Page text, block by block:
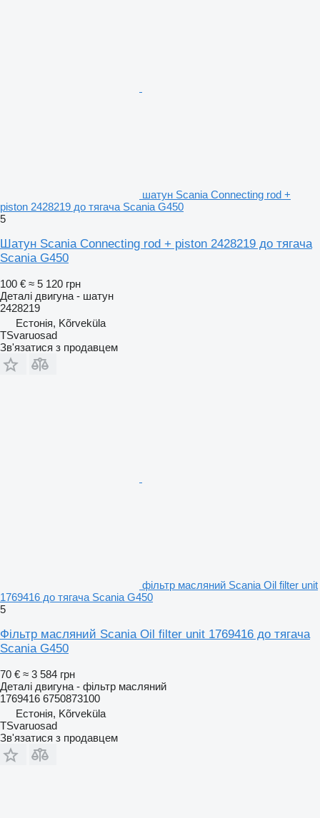
шатун Scania Connecting rod +
piston 2428219 до тягача Scania G450
5
Шатун Scania Connecting rod + piston 2428219 до тягача
Scania G450
100 € ≈ 5 120 грн
Деталі двигуна - шатун
2428219
Естонія, Kõrveküla
TSvaruosad
Зв'язатися з продавцем
фільтр масляний Scania Oil filter unit
1769416 до тягача Scania G450
5
Фільтр масляний Scania Oil filter unit 1769416 до тягача
Scania G450
70 € ≈ 3 584 грн
Деталі двигуна - фільтр масляний
1769416 6750873100
Естонія, Kõrveküla
TSvaruosad
Зв'язатися з продавцем